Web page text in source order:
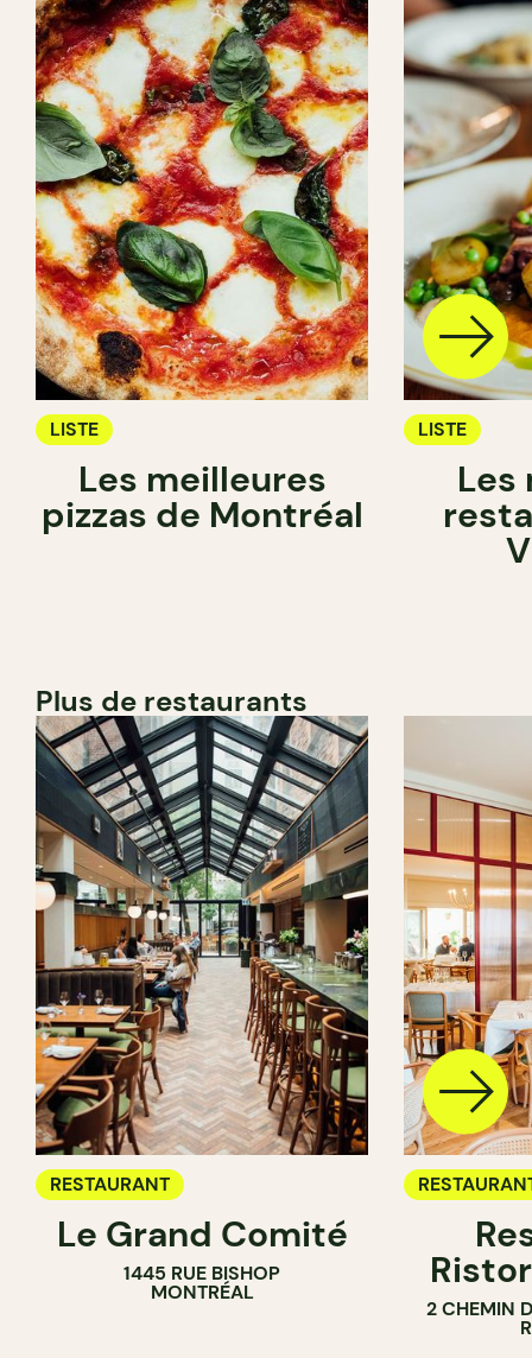
LISTE
Les meilleures
pizzas de Montréal
LISTE
Les
Plus de restaurants
RESTAURANT
Le Grand Comité
1445 RUE BISHOP
MONTRÉAL
2 CHEMIN